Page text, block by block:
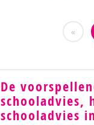
«
De
schooladvies,
schooladvies